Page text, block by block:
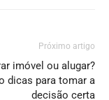
Próximo artigo
imóvel ou alugar?
dicas para tomar a
decisão certa